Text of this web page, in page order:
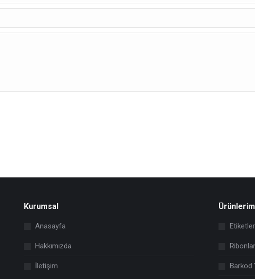
Kurumsal
Anasayfa
Hakkımızda
İletişim
Etiketler
Ribonlar
Barkod